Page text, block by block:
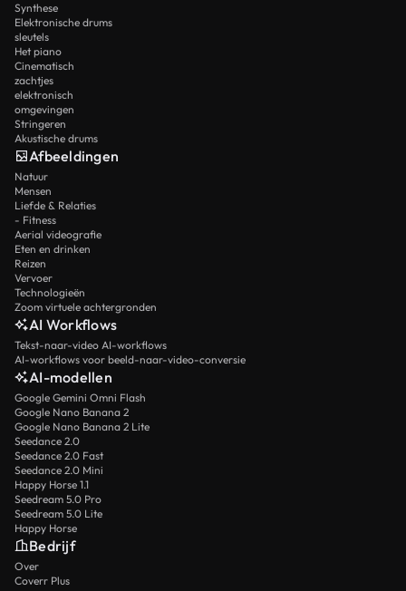
Synthese
Elektronische drums
sleutels
Het piano
Cinematisch
zachtjes
elektronisch
omgevingen
Stringeren
Akustische drums
Afbeeldingen
Natuur
Mensen
Liefde & Relaties
- Fitness
Aerial videografie
Eten en drinken
Reizen
Vervoer
Technologieën
Zoom virtuele achtergronden
AI Workflows
Tekst-naar-video AI-workflows
AI-workflows voor beeld-naar-video-conversie
AI-modellen
Google Gemini Omni Flash
Google Nano Banana 2
Google Nano Banana 2 Lite
Seedance 2.0
Seedance 2.0 Fast
Seedance 2.0 Mini
Happy Horse 1.1
Seedream 5.0 Pro
Seedream 5.0 Lite
Happy Horse
Bedrijf
Over
Coverr Plus